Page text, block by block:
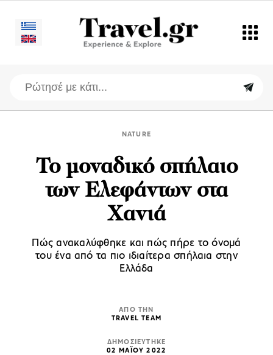
NATURE
To μοναδικό σπήλαιο
των Ελεφάντων στα
Χανιά
Πώς ανακαλύφθηκε και πώς πήρε το όνομά
του ένα από τα πιο ιδιαίτερα σπήλαια στην
Ελλάδα
ΑΠΟ ΤΗΝ
TRAVEL TEAM
ΔΗΜΟΣΙΕΥΤΗΚΕ
02 ΜΑΪΟΥ 2022